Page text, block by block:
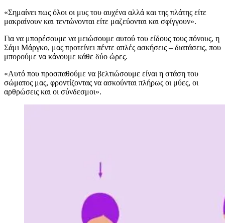
«Σημαίνει πως όλοι οι μυς του αυχένα αλλά και της πλάτης είτε
μακραίνουν και τεντώνονται είτε μαζεύονται και σφίγγουν».
Για να μπορέσουμε να μειώσουμε αυτού του είδους τους πόνους, η
Σάμι Μάργκο, μας προτείνει πέντε απλές ασκήσεις – διατάσεις, που
μπορούμε να κάνουμε κάθε δύο ώρες.
«Αυτό που προσπαθούμε να βελτιώσουμε είναι η στάση του
σώματος μας, φροντίζοντας να ασκούνται πλήρως οι μύες, οι
αρθρώσεις και οι σύνδεσμοι».